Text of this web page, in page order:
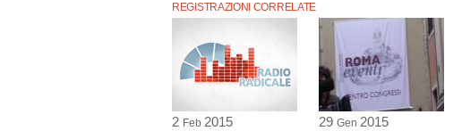
REGISTRAZIONI CORRELATE
2 Feb 2015 29 Gen 2015